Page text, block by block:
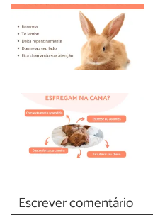
Escrever comentário